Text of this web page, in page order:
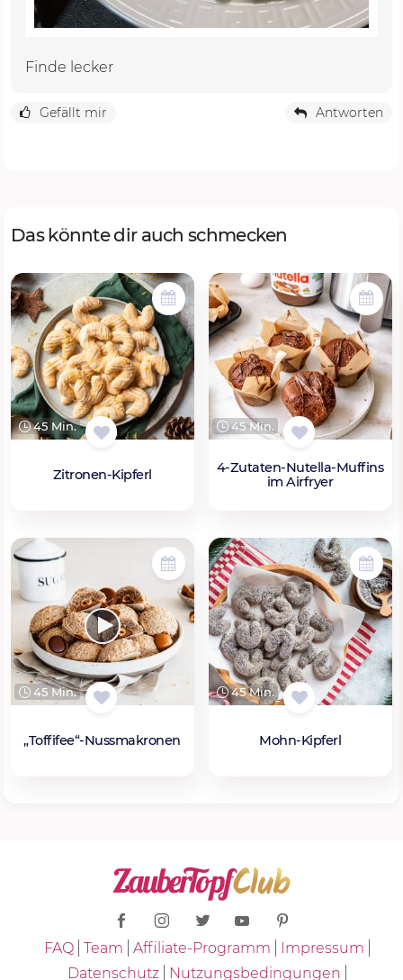
Finde lecker
Gefällt mir Antworten
Das könnte dir auch schmecken
45 Min.
Zitronen-Kipferl
45 Min.
4-Zutaten-Nutella-Muffins
im Airfryer
45 Min.
„Toffifee“-Nussmakronen
45 Min.
Mohn-Kipferl
FAQ Team Affiliate-Programm
Impressum
Datenschutz
Nutzungsbedingungen